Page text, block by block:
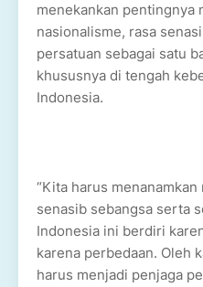
menekankan pentingnya
nasionalisme, rasa
persatuan sebagai satu
khususnya di tengah
Indonesia.
“Kita harus
senasib sebangsa serta
Indonesia ini berdiri
karena perbedaan. Oleh
harus menjadi penjaga